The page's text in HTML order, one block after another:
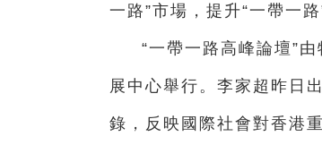
一路”市場，提升“一帶一
“一帶一路高峰論壇”
展中心舉行。李家超昨日
錄，反映國際社會對香港